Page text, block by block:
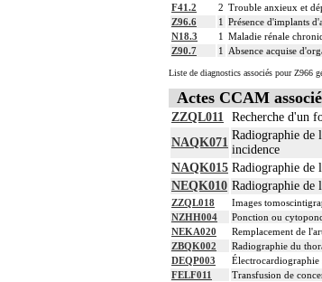
F41.2
2 Trouble anxieux et
Z96.6
1 Présence d'implants
N18.3
1 Maladie rénale
Z90.7
1 Absence acquise
Liste de diagnostics associés pour Z966
Actes CCAM
ZZQL011 Recherche d'un
NAQK071
Radiographie de
incidence
NAQK015 Radiographie de
NEQK010 Radiographie de
ZZQL018
Images
NZHH004
Ponction ou
NEKA020
Remplacement de
ZBQK002
Radiographie du
DEQP003
FELF011
Transfusion de